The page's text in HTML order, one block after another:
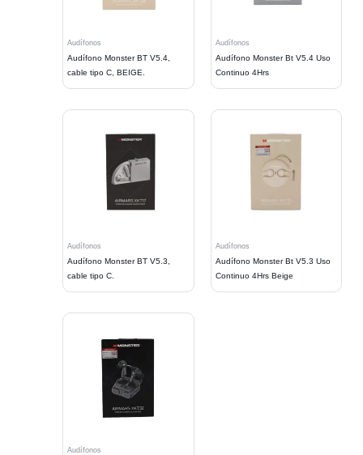
Audífonos
Audífono Monster BT V5.4,
cable tipo C, BEIGE.
Audífonos
Audífono Monster Bt V5.4 Uso
Continuo 4Hrs
Audífonos
Audífono Monster BT V5.3,
cable tipo C.
Audífonos
Audífono Monster Bt V5.3 Uso
Continuo 4Hrs Beige
Audífonos